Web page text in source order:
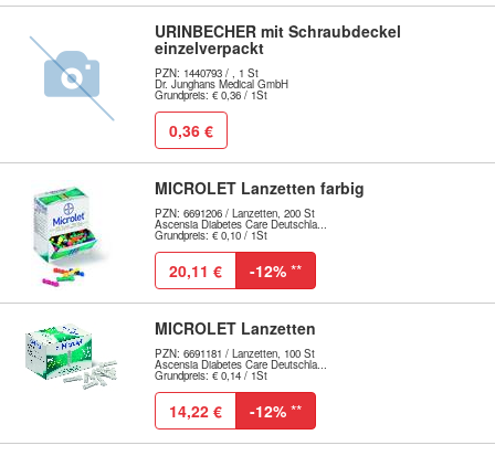
URINBECHER mit Schraubdeckel
einzelverpackt
PZN: 1440793 / , 1 St
Dr. Junghans Medical GmbH
Grundpreis: € 0,36 / 1St
0,36 €
MICROLET Lanzetten farbig
PZN: 6691206 / Lanzetten, 200 St
Ascensia Diabetes Care Deutschla...
Grundpreis: € 0,10 / 1St
20,11 € -12% **
MICROLET Lanzetten
PZN: 6691181 / Lanzetten, 100 St
Ascensia Diabetes Care Deutschla...
Grundpreis: € 0,14 / 1St
14,22 € -12% **